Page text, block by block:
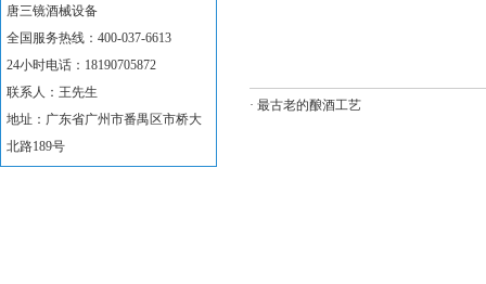
唐三镜酒械设备
全国服务热线：400-037-6613
24小时电话：18190705872
联系人：王先生
地址：广东省广州市番禺区市桥大
北路189号
· 最古老的酿酒工艺